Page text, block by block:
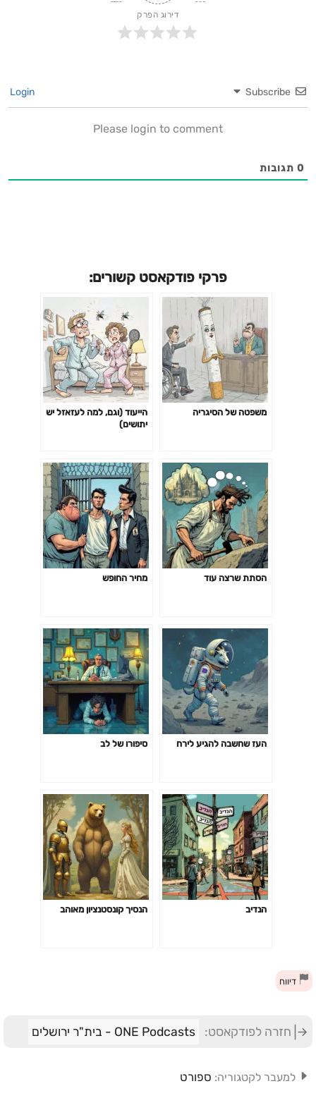
דירוג הפרק
Subscribe
Please login to comment
0 תגובות
פרקי פודקאסט קשורים:
משפטה של הסיגריה
הייעוד (וגם, למה לעזאזל יש
יתושים)
הסתת שרצה עוד מחיר החופש
העז שחשבה להגיע לירח סיפורו של לב
הנדיב הנסיך קונסטנציון מאוהב
דיווח
חזרה לפודקאסט: ONE Podcasts - בית"ר ירושלים
למעבר לקטגוריה: ספורט